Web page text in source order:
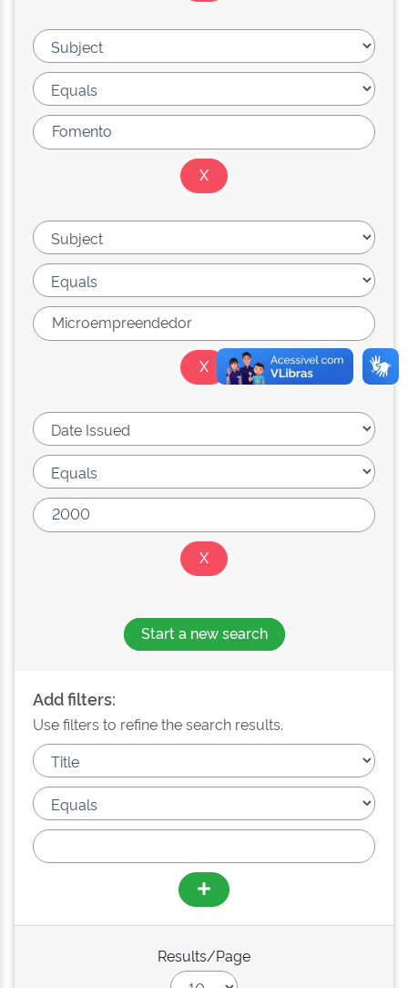
Start a new search
Add filters:
Use filters to refine the search results.
Results/Page